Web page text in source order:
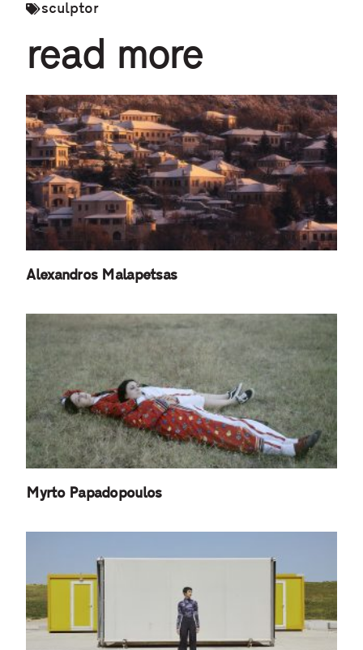
sculptor
read more
Alexandros Malapetsas
Myrto Papadopoulos